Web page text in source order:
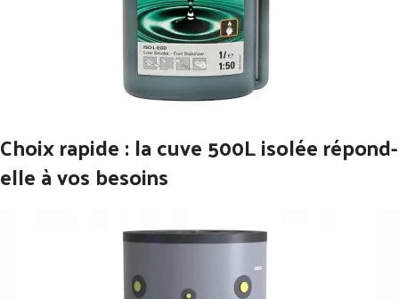
Choix rapide : la cuve 500L isolée répond-
elle à vos besoins